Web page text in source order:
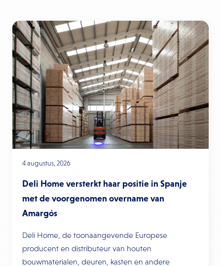
4 augustus, 2026
Deli Home versterkt haar positie in Spanje
met de voorgenomen overname van
Amargós
Deli Home, de toonaangevende Europese
producent en distributeur van houten
bouwmaterialen, deuren, kasten en andere